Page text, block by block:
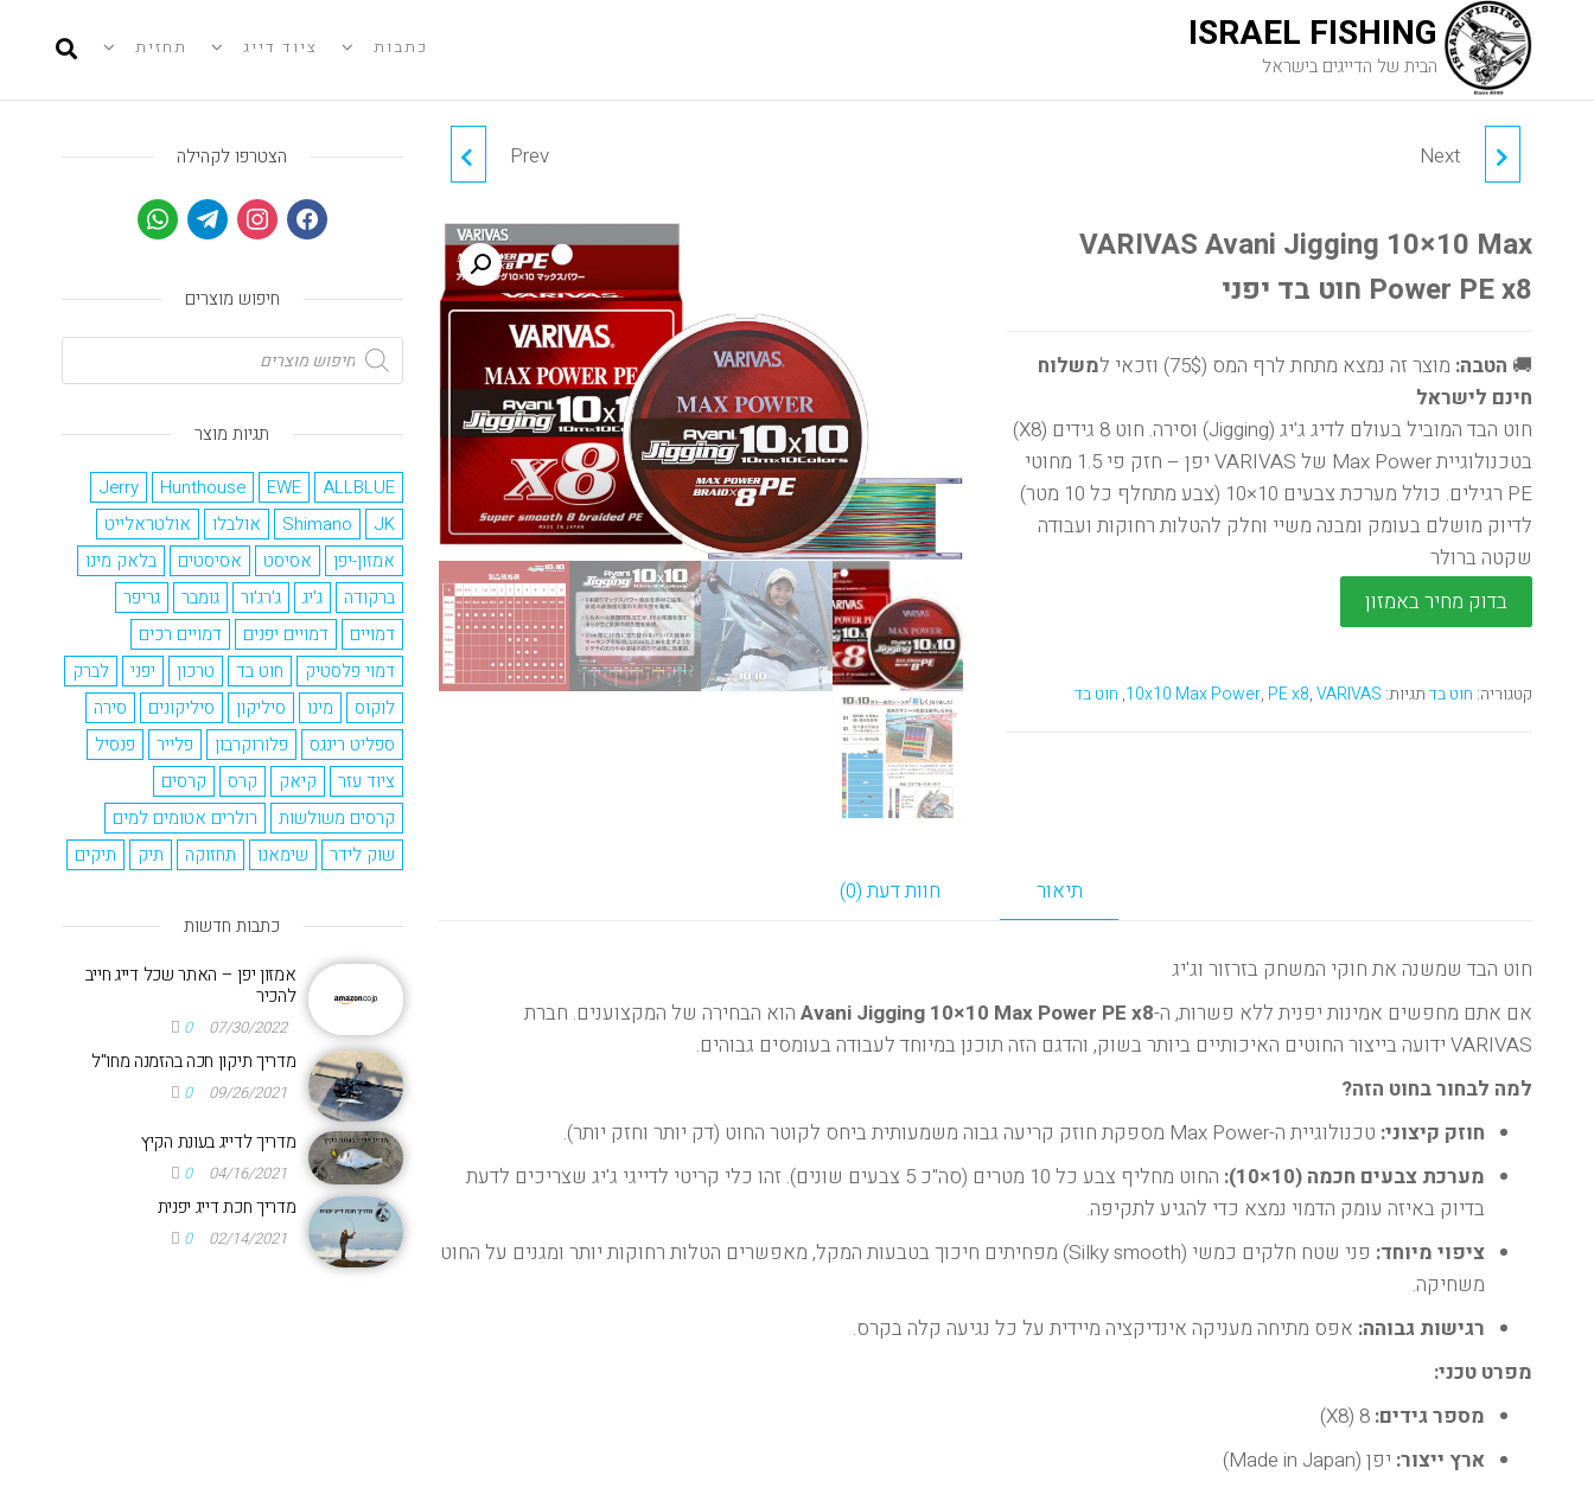
ISRAEL FISHING
הבית של הדייגים בישראל
תחזית ציוד דייג כתבות
ג׳יג מטורף ללייט Prev VARIVAS AVANI PE MAX
Next
VARIVAS Avani Jigging 10×10 Max
Power PE x8 חוט בד יפני
🚚 הטבה: מוצר זה נמצא מתחת לרף המס (75$) וזכאי ל
משלוח
חינם לישראל
חוט הבד המוביל בעולם לדיג ג'יג (Jigging) וסירה. חוט 8 גידים (X8)
בטכנולוגיית Max Power של VARIVAS יפן – חזק פי 1.5 מחוטי
PE רגילים. כולל מערכת צבעים 10×10 (צבע מתחלף כל 10 מטר)
לדיוק מושלם בעומק ומבנה משיי וחלק להטלות רחוקות ועבודה
שקטה ברולר
בדוק מחיר באמזון
קטגוריה: חוט בדתגיות: 10x10 Max Power, PE x8,VARIVAS
, חוט בד
תיאור חוות דעת (0)
חוט הבד שמשנה את חוקי המשחק בזרזור וג'יג
אם אתם מחפשים אמינות יפנית ללא פשרות, ה-Avani Jigging 10×10 Max Power PE x8 הוא הבחירה של המקצוענים. חברת
VARIVAS ידועה בייצור החוטים האיכותיים ביותר בשוק, והדגם הזה תוכנן במיוחד לעבודה בעומסים גבוהים.
למה לבחור בחוט הזה?
חוזק קיצוני: טכנולוגיית ה-Max Power מספקת חוזק קריעה גבוה משמעותית ביחס לקוטר החוט (דק יותר וחזק יותר).
מערכת צבעים חכמה (10×10):
החוט מחליף צבע כל 10 מטרים (סה"כ 5 צבעים שונים). זהו כלי קריטי לדייגי ג'יג שצריכים לדעת
בדיוק באיזה עומק הדמוי נמצא כדי להגיע לתקיפה.
ציפוי מיוחד:
פני שטח חלקים כמשי (Silky smooth) מפחיתים חיכוך בטבעות המקל, מאפשרים הטלות רחוקות יותר ומגנים על החוט
משחיקה.
רגישות גבוהה: אפס מתיחה מעניקה אינדיקציה מיידית על כל נגיעה קלה בקרס.
מפרט טכני:
מספר גידים:
ארץ ייצור: יפן (Made in Japan)
הצטרפו לקהילה
חיפוש מוצרים
תגיות מוצר
ALLBLUE
EWE
Hunthouse
Jerry
JK
Shimano אולבלו
אולטראלייט
אמזון-יפן
אסיסט אסיסטים
בלאק מינו
ברקודה
ג'יג ג'רג'ור גומבר
גריפר
דמויים
דמויים יפנים
דמויים רכים
דמוי פלסטיק
חוט בד טרכון יפני
לברק
לוקוס
מינו סיליקון סיליקונים
סירה
ספליט רינגס
פלורוקרבון פלייר
פנסיל
ציוד עזר
קיאק קרס
קרסים
קרסים משולשות
רולרים אטומים למים
שוק לידר
שימאנו תחזוקה תיק תיקים
כתבות חדשות
אמזון יפן – האתר שכל דייג חייב
להכיר
07/30/2022
0
מדריך תיקון חכה בהזמנה מחו"ל
09/26/2021
0
מדריך לדייג בעונת הקיץ
04/16/2021
0
מדריך חכת דייג יפנית
02/14/2021
0